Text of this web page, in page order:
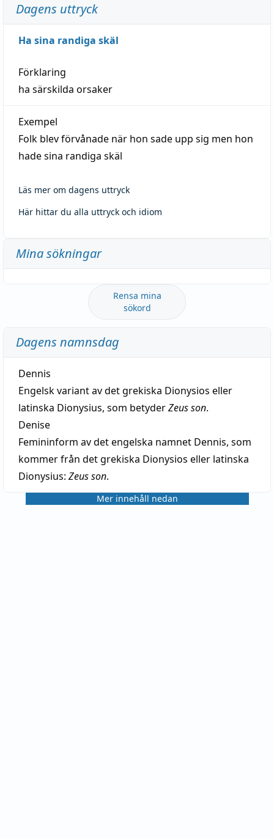
Dagens uttryck
Ha sina randiga skäl
Förklaring
ha särskilda orsaker
Exempel
Folk blev förvånade när hon sade upp sig men hon
hade sina randiga skäl
Läs mer om dagens uttryck
Här hittar du alla uttryck och idiom
Mina sökningar
Rensa mina
sökord
Dagens namnsdag
Dennis
Engelsk variant av det grekiska Dionysios eller
latinska Dionysius, som betyderZeus son.
Denise
Femininform av det engelska namnet Dennis, som
kommer från det grekiska Dionysios eller latinska
Dionysius: Zeus son.
Mer innehåll nedan